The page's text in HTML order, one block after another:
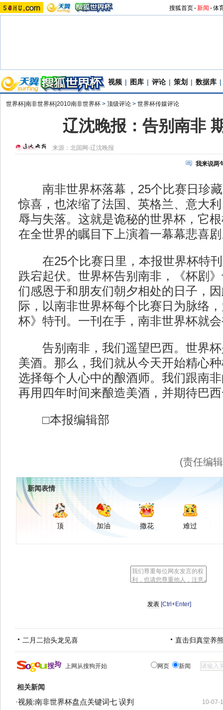
搜狐首页-新闻 -体
视频 | 图库 | 评论 | 策划 | 数据库 |
世界杯|南非世界杯|2010南非世界杯 > 顶级评论 > 世界杯传媒评论
辽沈晚报：告别南非
来源： 北国网-辽沈晚报
我来说两
南非世界杯落幕，25个比赛日珍藏
惊喜，也浓缩了法国、英格兰、意大
辱与失落。这就是诡秘的世界杯，它
在全世界的瞩目下上演着一幕幕悲喜
在25个比赛日里，本报世界杯特刊
跌宕起伏。世界杯告别南非，《杯剧
们感恩于和朋友们朝夕相处的日子，
际，以南非世界杯每个比赛日为脉络
杯》特刊。一刊在手，南非世界杯就
告别南非，我们遥望巴西。世界杯
美酒。那么，我们就从今天开始精心
选择每个人心中的酿酒师。我们跟南
再用四年时间来酿造美酒，并期待巴
□本报编辑部
(责任编
新闻表情
顶 加油 撒花 难过
[Ctrl+Enter]
二月二抬头龙见喜 直击归真堂养
上网从搜狗开始 网页 新闻
相关新闻
10-07-
·视频:南非世界杯盘点关键词七 误判